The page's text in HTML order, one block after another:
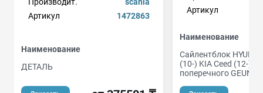
Производит.
scania
Артикул
1472863
Наименование
ДЕТАЛЬ
Артикул
Наименование
Сайлентблок
(10-) KIA Ceed (12-)
поперечного GEUN